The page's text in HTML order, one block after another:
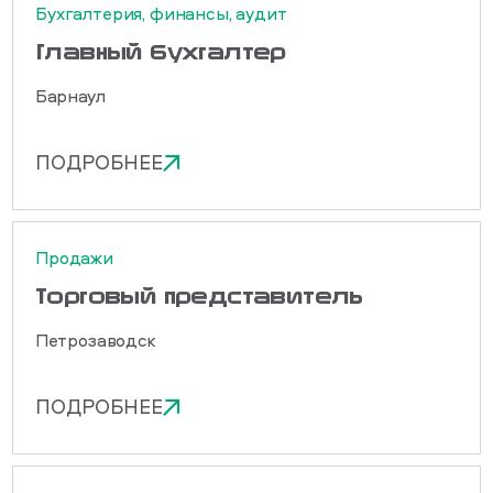
Бухгалтерия, финансы, аудит
Главный бухгалтер
Барнаул
ПОДРОБНЕЕ
Продажи
Торговый представитель
Петрозаводск
ПОДРОБНЕЕ